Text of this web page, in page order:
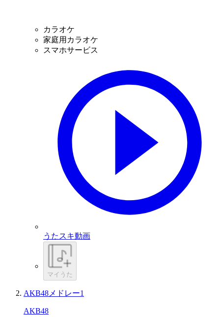
カラオケ
家庭用カラオケ
スマホサービス
うたスキ動画
マイうた
AKB48メドレー1
AKB48